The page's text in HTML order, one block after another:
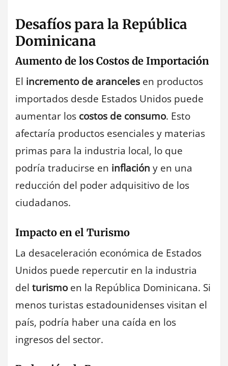
Desafíos para la República
Dominicana
Aumento de los Costos de Importación
El incremento de aranceles en productos
importados desde Estados Unidos puede
aumentar los costos de consumo. Esto
afectaría productos esenciales y materias
primas para la industria local, lo que
podría traducirse en inflación y en una
reducción del poder adquisitivo de los
ciudadanos.
Impacto en el Turismo
La desaceleración económica de Estados
Unidos puede repercutir en la industria
del turismoen la República Dominicana. Si
menos turistas estadounidenses visitan el
país, podría haber una caída en los
ingresos del sector.